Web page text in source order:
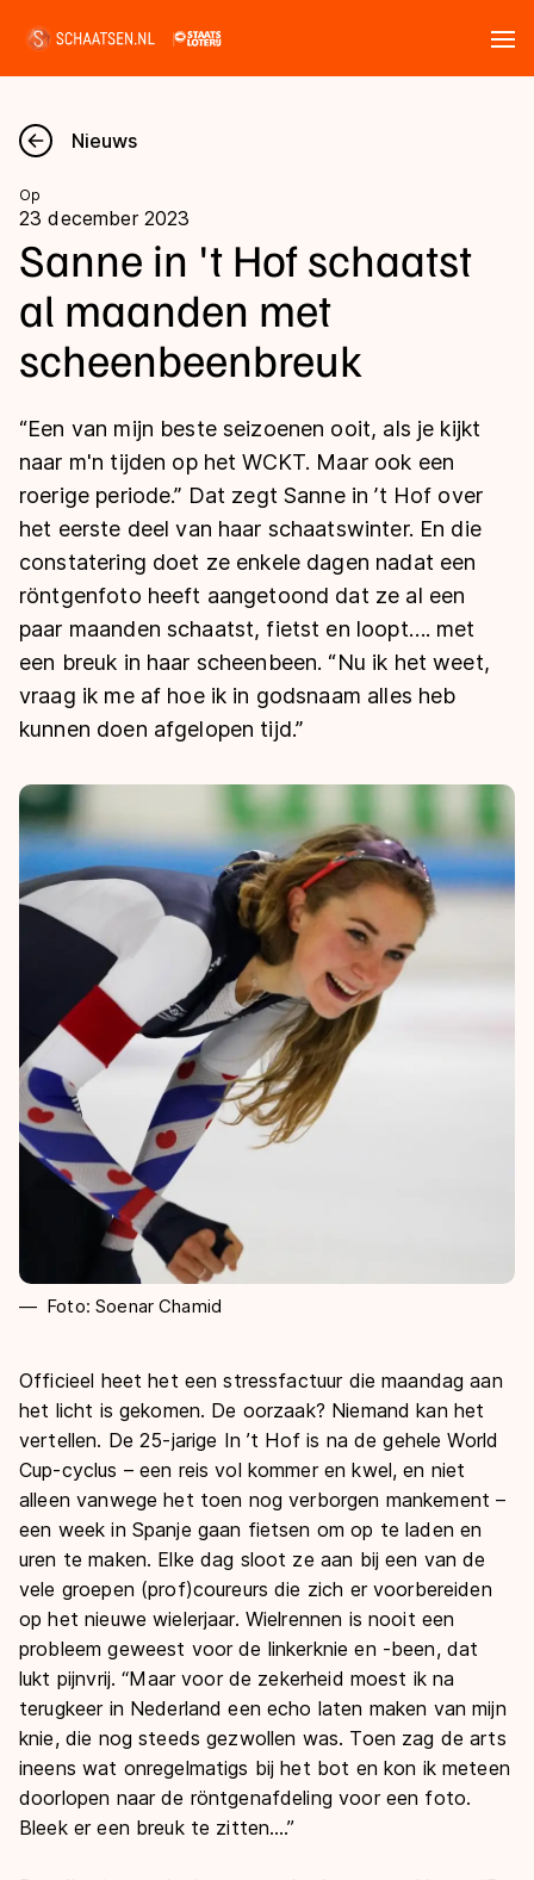
Nieuws
Kalender
Disciplines
Marathon
Inlineskaten
Kunstschaatsen
Schoonrijden
Natuurijs
Uitslagen
Langebaan
Shorttrack
Marathon
Inlineskaten
Kunstschaatsen
Tijden & historie
Ranglijsten Langebaan
Persoonlijke records & tijden
Historie & statistiek
De weg op
Inschrijven wedstrijden
Algemene Nederlandse Schaatstijd
Waar kan ik schaatsen en skaten?
Schaatsfans
Alles voor jou als schaatsfan
Evenementen
Livestreams
Word schaatsfan!
Winacties
Olympische Spelen
Olympische Spelen
Medaille overzicht
Medaillespiegel
Olympische uitslagen
Van Jong tot Goud verhalen
Nieuws
Op
23 december 2023
Sanne in 't Hof schaatst
al maanden met
scheenbeenbreuk
“Een van mijn beste seizoenen ooit, als je kijkt
naar m'n tijden op het WCKT. Maar ook een
roerige periode.” Dat zegt Sanne in ’t Hof over
het eerste deel van haar schaatswinter. En die
constatering doet ze enkele dagen nadat een
röntgenfoto heeft aangetoond dat ze al een
paar maanden schaatst, fietst en loopt…. met
een breuk in haar scheenbeen. “Nu ik het weet,
vraag ik me af hoe ik in godsnaam alles heb
kunnen doen afgelopen tijd.”
Foto: Soenar Chamid
Officieel heet het een stressfactuur die maandag aan
het licht is gekomen. De oorzaak? Niemand kan het
vertellen. De 25-jarige In ’t Hof is na de gehele World
Cup-cyclus – een reis vol kommer en kwel, en niet
alleen vanwege het toen nog verborgen mankement –
een week in Spanje gaan fietsen om op te laden en
uren te maken. Elke dag sloot ze aan bij een van de
vele groepen (prof)coureurs die zich er voorbereiden
op het nieuwe wielerjaar. Wielrennen is nooit een
probleem geweest voor de linkerknie en -been, dat
lukt pijnvrij. “Maar voor de zekerheid moest ik na
terugkeer in Nederland een echo laten maken van mijn
knie, die nog steeds gezwollen was. Toen zag de arts
ineens wat onregelmatigs bij het bot en kon ik meteen
doorlopen naar de röntgenafdeling voor een foto.
Bleek er een breuk te zitten….”